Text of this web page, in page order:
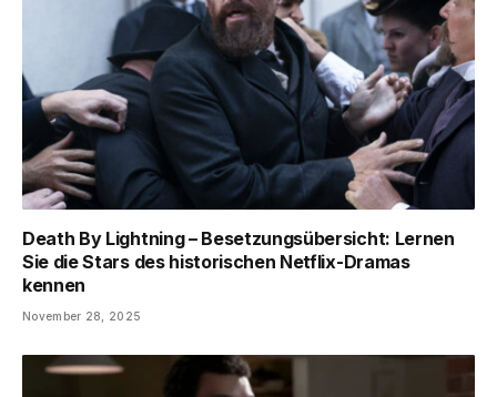
Death By Lightning – Besetzungsübersicht: Lernen
Sie die Stars des historischen Netflix-Dramas
kennen
November 28, 2025